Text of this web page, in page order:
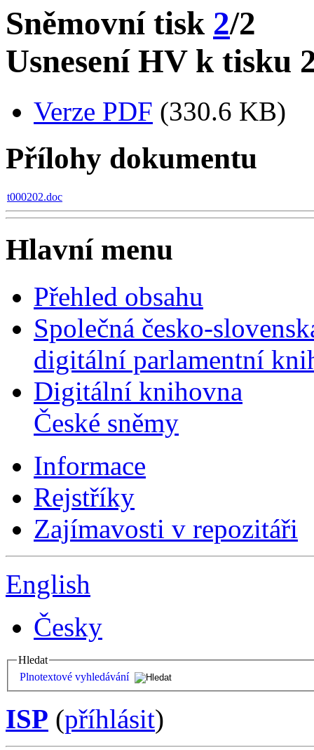
Sněmovní tisk 2/2
Usnesení HV k tisku
Verze PDF (330.6 KB)
Přílohy dokumentu
t000202.doc
Hlavní menu
Přehled obsahu
Společná česko-
digitální parlamentní
Digitální knihovna
České sněmy
Informace
Rejstříky
Zajímavosti v repozitáři
English
Česky
Hledat
Plnotextové vyhledávání
ISP (příhlásit)